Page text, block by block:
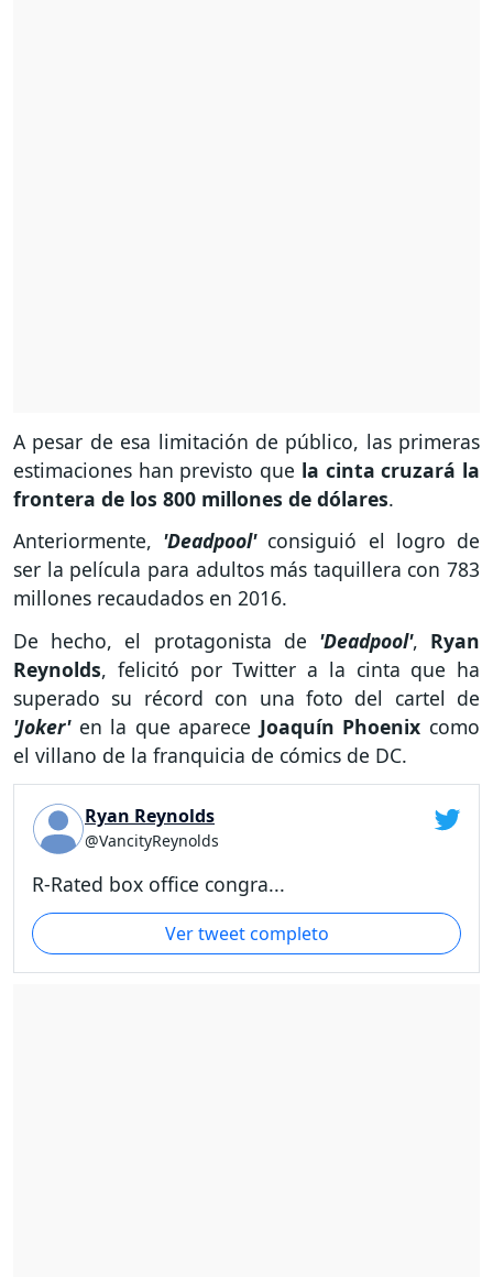
A pesar de esa limitación de público, las primeras
estimaciones han previsto que la cinta cruzará la
frontera de los 800 millones de dólares.
Anteriormente, 'Deadpool'consiguió el logro de
ser la película para adultos más taquillera con 783
millones recaudados en 2016.
De hecho, el protagonista de 'Deadpool', Ryan
Reynolds, felicitó por Twitter a la cinta que ha
superado su récord con una foto del cartel de
'Joker'en la que aparece Joaquín Phoenix como
el villano de la franquicia de cómics de DC.
Ryan Reynolds
@VancityReynolds
R-Rated box office congra...
Ver tweet completo